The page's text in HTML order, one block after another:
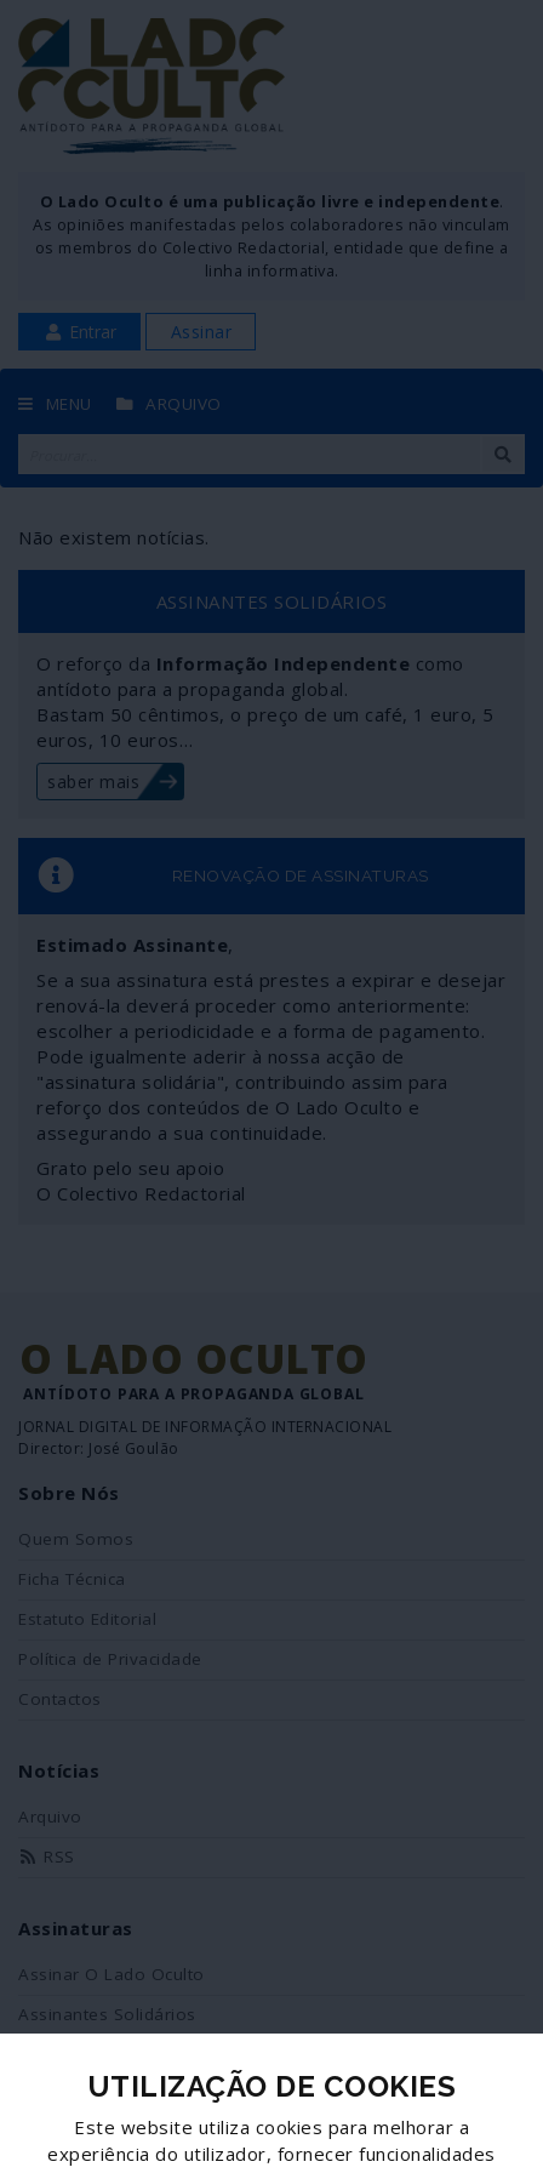
O Lado Oculto é uma publicação livre e independente.
As opiniões manifestadas pelos colaboradores não vinculam
os membros do Colectivo Redactorial, entidade que define a
linha informativa.
Entrar Assinar
MENU ARQUIVO
Não existem notícias.
ASSINANTES SOLIDÁRIOS
O reforço da Informação Independente como
antídoto para a propaganda global.
Bastam 50 cêntimos, o preço de um café, 1 euro, 5
euros, 10 euros…
saber mais
RENOVAÇÃO DE ASSINATURAS
Estimado Assinante,
Se a sua assinatura está prestes a expirar e desejar
renová-la deverá proceder como anteriormente:
escolher a periodicidade e a forma de pagamento.
Pode igualmente aderir à nossa acção de
"assinatura solidária", contribuindo assim para
reforço dos conteúdos de O Lado Oculto e
assegurando a sua continuidade.
Grato pelo seu apoio
O Colectivo Redactorial
O LADO OCULTO
ANTÍDOTO PARA A PROPAGANDA GLOBAL
JORNAL DIGITAL DE INFORMAÇÃO INTERNACIONAL
Director: José Goulão
Sobre Nós
Quem Somos
Ficha Técnica
Estatuto Editorial
Política de Privacidade
Contactos
Notícias
Arquivo
RSS
Assinaturas
Assinar O Lado Oculto
Assinantes Solidários
Redes Sociais
Siga-nos no facebook
UTILIZAÇÃO DE COOKIES
Este website utiliza cookies para melhorar a
experiência do utilizador, fornecer funcionalidades